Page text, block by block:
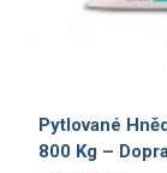
Pytlované
800 Kg –